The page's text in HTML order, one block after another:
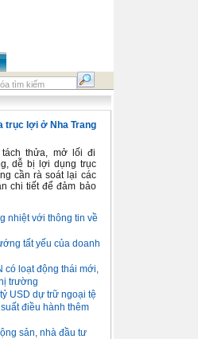
trục lợi ở Nha Trang
thửa, mở lối đi
dễ bị lợi dụng trục
cần rà soát lại các
chi tiết để đảm bảo
nhiệt với thông tin về
tất yếu của doanh
có loạt động thái mới,
trường
USD dự trữ ngoại tệ
điều hành thêm
sản, nhà đầu tư